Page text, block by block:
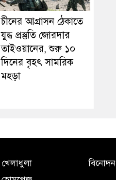
চীনের আগ্রাসন ঠেকাতে
যুদ্ধ প্রস্তুতি জোরদার
তাইওয়ানের, শুরু ১০
দিনের বৃহৎ সামরিক
মহড়া
খেলাধুলা বিনোদন